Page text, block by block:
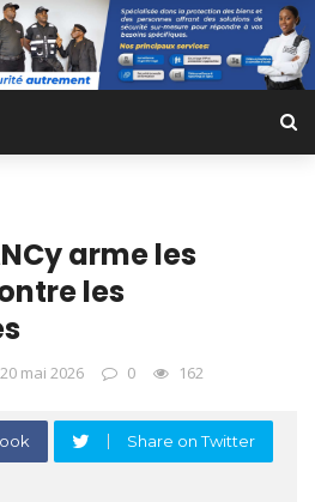
arme les
les
20 mai 2026 0 162
Share on Twitter